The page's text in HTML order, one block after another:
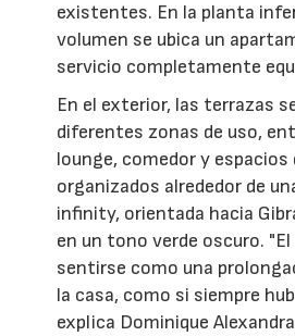
existentes. En la planta
volumen se ubica un
servicio completamente
En el exterior, las terrazas
diferentes zonas de uso,
lounge, comedor y espacios
organizados alrededor de
infinity, orientada hacia
en un tono verde oscuro.
sentirse como una
la casa, como si siempre
explica Dominique